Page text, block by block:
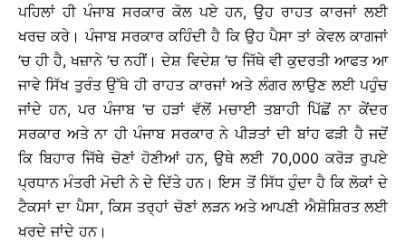
ਪਹਿਲਾਂ ਹੀ ਪੰਜਾਬ ਸਰਕਾਰ ਕੋਲ ਪਏ ਹਨ, ਉਹ ਰਾਹਤ ਕਾਰਜਾਂ ਲਈ
ਖਰਚ ਕਰੇ। ਪੰਜਾਬ ਸਰਕਾਰ ਕਹਿੰਦੀ ਹੈ ਕਿ ਉਹ ਪੈਸਾ ਤਾਂ ਕੇਵਲ ਕਾਗਜਾਂ
’ਚ ਹੀ ਹੈ, ਖਜ਼ਾਨੇ ’ਚ ਨਹੀਂ। ਦੇਸ਼ ਵਿਦੇਸ਼ ’ਚ ਜਿੱਥੇ ਵੀ ਕੁਦਰਤੀ ਆਫਤ ਆ
ਜਾਵੇ ਸਿੱਖ ਤੁਰੰਤ ਉੱਥੇ ਹੀ ਰਾਹਤ ਕਾਰਜਾਂ ਅਤੇ ਲੰਗਰ ਲਾਉਣ ਲਈ ਪਹੁੰਚ
ਜਾਂਦੇ ਹਨ, ਪਰ ਪੰਜਾਬ ’ਚ ਹੜਾਂ ਵੱਲੋਂ ਮਚਾਈ ਤਬਾਹੀ ਪਿੱਛੋਂ ਨਾ ਕੇਂਦਰ
ਸਰਕਾਰ ਅਤੇ ਨਾ ਹੀ ਪੰਜਾਬ ਸਰਕਾਰ ਨੇ ਪੀੜਤਾਂ ਦੀ ਬਾਂਹ ਫੜੀ ਹੈ ਜਦੋਂ
ਕਿ ਬਿਹਾਰ ਜਿੱਥੇ ਚੋਣਾਂ ਹੋਣੀਆਂ ਹਨ, ਉਥੇ ਲਈ 70,000 ਕਰੋੜ ਰੁਪਏ
ਪ੍ਰਧਾਨ ਮੰਤਰੀ ਮੋਦੀ ਨੇ ਦੇ ਦਿੱਤੇ ਹਨ। ਇਸ ਤੋਂ ਸਿੱਧ ਹੁੰਦਾ ਹੈ ਕਿ ਲੋਕਾਂ ਦੇ
ਟੈਕਸਾਂ ਦਾ ਪੈਸਾ, ਕਿਸ ਤਰ੍ਹਾਂ ਚੋਣਾਂ ਲੜਨ ਅਤੇ ਆਪਣੀ ਐਸ਼ੋਸ਼ਿਰਤ ਲਈ
ਖਰਦੇ ਜਾਂਦੇ ਹਨ।